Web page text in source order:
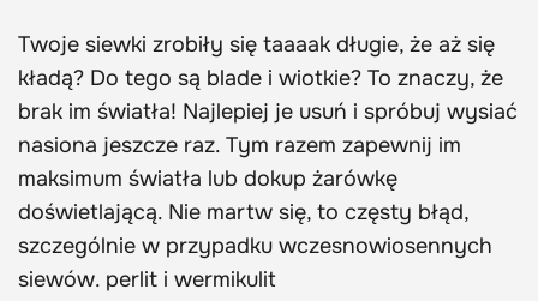
Twoje siewki zrobiły się taaaak długie, że aż się
kładą? Do tego są blade i wiotkie? To znaczy, że
brak im światła! Najlepiej je usuń i spróbuj wysiać
nasiona jeszcze raz. Tym razem zapewnij im
maksimum światła lub dokup żarówkę
doświetlającą. Nie martw się, to częsty błąd,
szczególnie w przypadku wczesnowiosennych
siewów. perlit i wermikulit